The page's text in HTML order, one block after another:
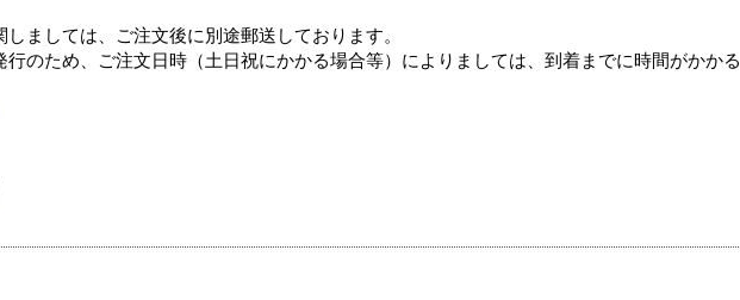
ましては、ご注文後に別途郵送しております。
のため、ご注文日時（土日祝にかかる場合等）によりましては、到着までに時間がかかる